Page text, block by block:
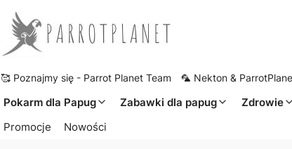
🥰 Poznajmy się - Parrot Planet Team 🦜 Nekton &
Pokarm dla Papug Zabawki dla papug Zdrowie
Promocje
Nowości